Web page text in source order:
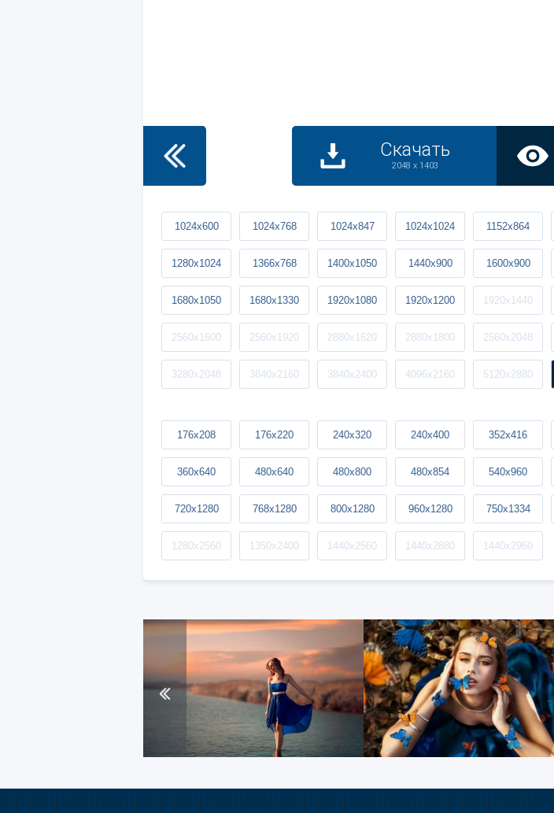
Скачать
2048 x 1403
1024x600 1024x768 1024x847 1024x1024 1152x864
1280x1024 1366x768 1400x1050 1440x900 1600x900
1680x1050 1680x1330 1920x1080 1920x1200 1920x1440
2560x1600 2560x1920 2880x1620 2880x1800 2560x2048
3280x2048 3840x2160 3840x2400 4096x2160 5120x2880
176x208 176x220 240x320 240x400 352x416
360x640 480x640 480x800 480x854 540x960
720x1280 768x1280 800x1280 960x1280 750x1334
1280x2560 1350x2400 1440x2560 1440x2880 1440x2960